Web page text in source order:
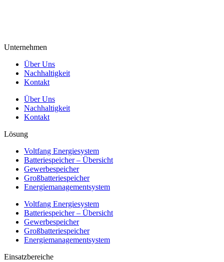
Unternehmen
Über Uns
Nachhaltigkeit
Kontakt
Über Uns
Nachhaltigkeit
Kontakt
Lösung
Voltfang Energiesystem
Batteriespeicher – Übersicht
Gewerbespeicher
Großbatteriespeicher
Energiemanagementsystem
Voltfang Energiesystem
Batteriespeicher – Übersicht
Gewerbespeicher
Großbatteriespeicher
Energiemanagementsystem
Einsatzbereiche